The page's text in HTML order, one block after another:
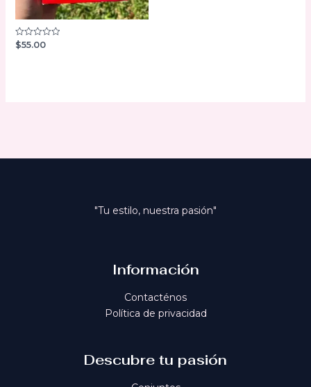
Valorado
con
$55.00
"Tu estilo, nuestra pasión"
Información
Contacténos
Política de privacidad
Descubre tu pasión